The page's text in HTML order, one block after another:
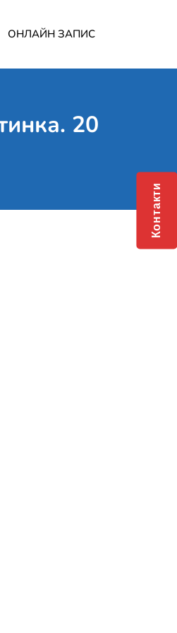
ОНЛАЙН ЗАПИС
20
Контакти